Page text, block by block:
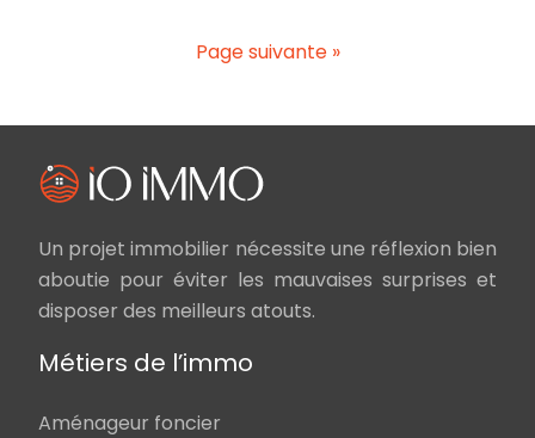
Page suivante »
Un projet immobilier nécessite une réflexion bien
aboutie pour éviter les mauvaises surprises et
disposer des meilleurs atouts.
Métiers de l’immo
Aménageur foncier